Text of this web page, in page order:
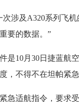
涉及A320系列飞
要的数据。”
是10月30日捷蓝航
，不得不在坦帕紧急
急适航指令，要求